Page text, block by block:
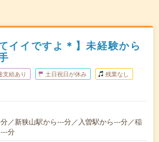
イイですよ＊】未経験から
支給あり 土日祝日が休み 残業なし
／新狭山駅から---分／入曽駅から---分／稲
分